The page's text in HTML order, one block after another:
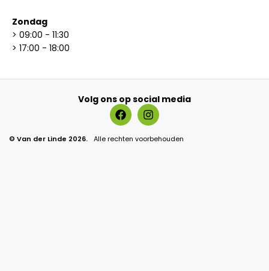
Zondag
> 09:00 - 11:30
> 17:00 - 18:00
© Van der Linde 2026. Alle rechten voorbehouden
Volg ons op social media